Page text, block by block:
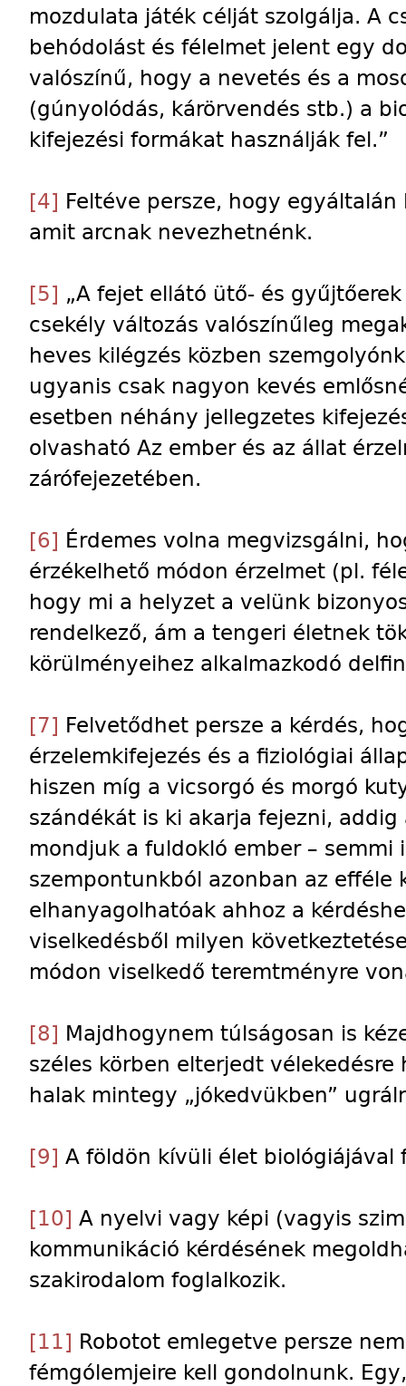
mozdulata játék célját szolgálja. A
behódolást és félelmet jelent egy
valószínű, hogy a nevetés és a
(gúnyolódás, kárörvendés stb.) a
kifejezési formákat használják fel.”
[4] Feltéve persze, hogy
amit arcnak nevezhetnénk.
[5] „A fejet ellátó ütő- és
csekély változás valószínűleg
heves kilégzés közben
ugyanis csak nagyon kevés
esetben néhány jellegzetes
olvasható Az ember és az állat
zárófejezetében.
[6] Érdemes volna megvizsgálni,
érzékelhető módon érzelmet (pl.
hogy mi a helyzet a velünk
rendelkező, ám a tengeri életnek
körülményeihez alkalmazkodó
[7] Felvetődhet persze a kérdés,
érzelemkifejezés és a fiziológiai
hiszen míg a vicsorgó és morgó
szándékát is ki akarja fejezni,
mondjuk a fuldokló ember – semmi
szempontunkból azonban az efféle
elhanyagolhatóak ahhoz a
viselkedésből milyen
módon viselkedő teremtményre
[8] Majdhogynem túlságosan is
széles körben elterjedt
halak mintegy „jókedvükben”
[9] A földön kívüli élet biológiájával
[10] A nyelvi vagy képi (vagyis
kommunikáció kérdésének
szakirodalom foglalkozik.
[11] Robotot emlegetve persze
fémgólemjeire kell gondolnunk.